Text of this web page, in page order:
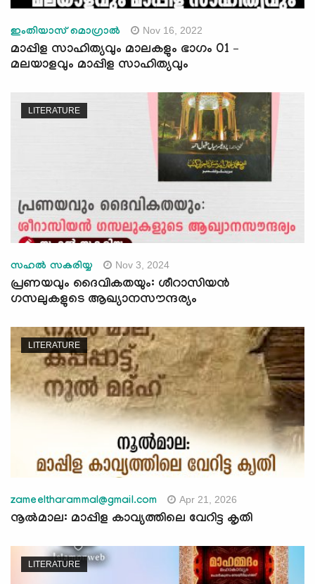
ഇംതിയാസ് മൊഗ്രാൽ Nov 16, 2022
മാപ്പിള സാഹിത്യവും മാലകളും ഭാഗം 01 –
മലയാളവും മാപ്പിള സാഹിത്യവും
LITERATURE
സഹല്‍ സകരിയ്യ Nov 3, 2024
പ്രണയവും ദൈവികതയും: ശീറാസിയന്‍
ഗസലുകളുടെ ആഖ്യാനസൗന്ദര്യം
LITERATURE
zameeltharammal@gmail.com Apr 21, 2026
നൂൽമാല: മാപ്പിള കാവ്യത്തിലെ വേറിട്ട കൃതി
LITERATURE